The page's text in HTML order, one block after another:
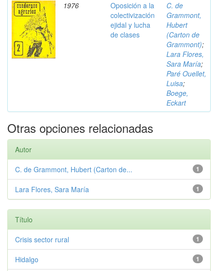
1976
Oposición a la
colectivización
ejidal y lucha
de clases
C. de
Grammont,
Hubert
(Carton de
Grammont);
Lara Flores,
Sara María;
Paré Ouellet,
Luisa;
Boege,
Eckart
Otras opciones relacionadas
Autor
1
C. de Grammont, Hubert (Carton de...
1
Lara Flores, Sara María
Título
1
Crisis sector rural
1
Hidalgo